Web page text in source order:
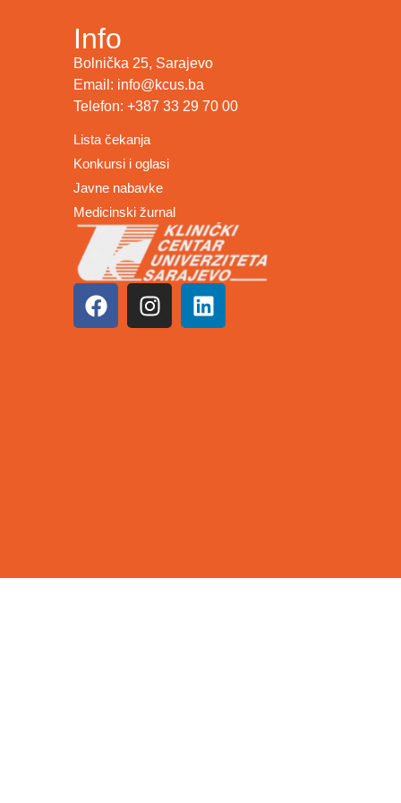
Info
Bolnička 25, Sarajevo
Email: info@kcus.ba
Telefon: +387 33 29 70 00
Lista čekanja
Konkursi i oglasi
Javne nabavke
Medicinski žurnal